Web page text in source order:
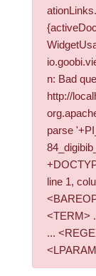
n: Bad
http://
parse
line 1,
<TERM>
...